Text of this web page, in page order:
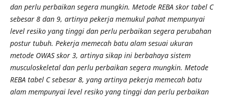
dan perlu perbaikan segera mungkin. Metode REBA skor tabel C
sebesar 8 dan 9, artinya pekerja memukul pahat mempunyai
level resiko yang tinggi dan perlu perbaikan segera perubahan
postur tubuh. Pekerja memecah batu alam sesuai ukuran
metode OWAS skor 3, artinya sikap ini berbahaya sistem
musculoskeletal dan perlu perbaikan segera mungkin. Metode
REBA tabel C sebesar 8, yang artinya pekerja memecah batu
alam mempunyai level resiko yang tinggi dan perlu perbaikan